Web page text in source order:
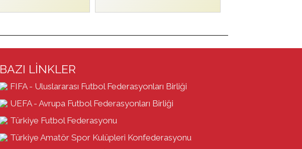
BAZI LİNKLER
FIFA - Uluslararası Futbol Federasyonları Birliği
UEFA - Avrupa Futbol Federasyonları Birliği
Türkiye Futbol Federasyonu
Türkiye Amatör Spor Kulüpleri Konfederasyonu